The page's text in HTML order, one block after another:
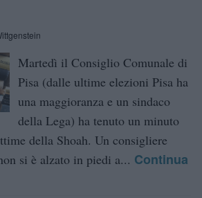
Martedì il Consiglio Comunale di
Pisa (dalle ultime elezioni Pisa ha
una maggioranza e un sindaco
della Lega) ha tenuto un minuto
della Shoah. Un consigliere
si è alzato in piedi a... Continua